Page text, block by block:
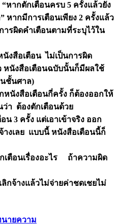
หากตักเตือนครบ 5 ครั้งแล้วยัง
หากมีการเตือนเพียง 2 ครั้งแล้ว
ารผิดคำเตือนตามที่ระบุไว้ใน
งสือเตือน ไม่เป็นการผิด
หนังสือเตือนฉบับนั้นก็มีผลใช้
ชั้นศาล)
หนังสือเตือนกี่ครั้ง ก็ต้องออกให้
า ต้องตักเตือนด้วย
น 3 ครั้ง แต่เอาเข้าจริง ออก
างเลย แบบนี้ หนังสือเตือนนี้ก็
เตือนเรื่องอะไร ถ้าความผิด
กจ้างแล้วไม่จ่ายค่าชดเชยไม่
ายความ